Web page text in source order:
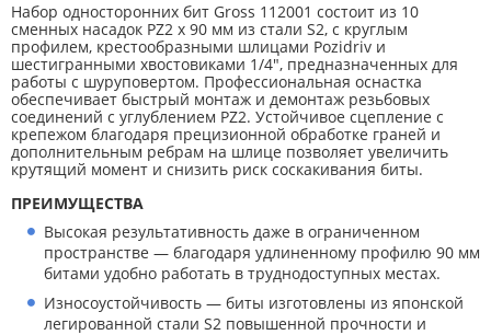
Набор односторонних бит Gross 112001 состоит из 10
сменных насадок PZ2 x 90 мм из стали S2, с круглым
профилем, крестообразными шлицами Pozidriv и
шестигранными хвостовиками 1/4″, предназначенных для
работы с шуруповертом. Профессиональная оснастка
обеспечивает быстрый монтаж и демонтаж резьбовых
соединений с углублением PZ2. Устойчивое сцепление с
крепежом благодаря прецизионной обработке граней и
дополнительным ребрам на шлице позволяет увеличить
крутящий момент и снизить риск соскакивания биты.
ПРЕИМУЩЕСТВА
Высокая результативность даже в ограниченном
пространстве — благодаря удлиненному профилю 90 мм
битами удобно работать в труднодоступных местах.
Износоустойчивость — биты изготовлены из японской
легированной стали S2 повышенной прочности и